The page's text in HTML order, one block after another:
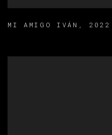
MI AMIGO IVÁN , 2022